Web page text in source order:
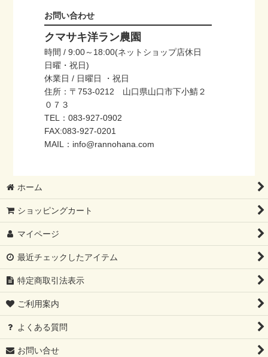
お問い合わせ
クマサキ洋ラン農園
時間 / 9:00～18:00(ネットショップ店休日
日曜・祝日)
休業日 / 日曜日 ・祝日
住所：〒753-0212 山口県山口市下小鯖２
０７３
TEL：083-927-0902
FAX:083-927-0201
MAIL：info@rannohana.com
ホーム
ショッピングカート
マイページ
最近チェックしたアイテム
特定商取引法表示
ご利用案内
よくある質問
お問い合せ